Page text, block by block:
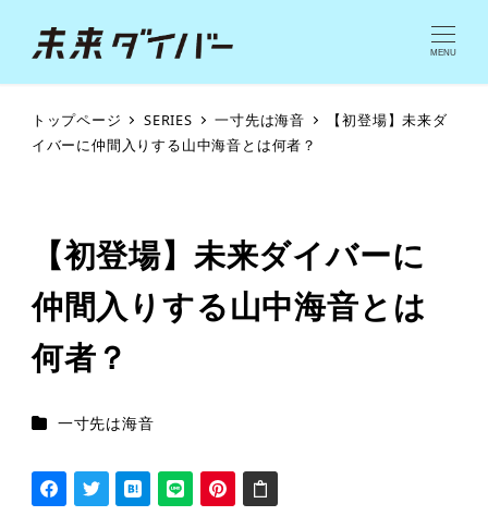
MENU
トップページ SERIES 一寸先は海音
【初登場】未来ダ
イバーに仲間入りする山中海音とは何者？
【初登場】未来ダイバーに
仲間入りする山中海音とは
何者？
シリーズカテゴリー
一寸先は海音